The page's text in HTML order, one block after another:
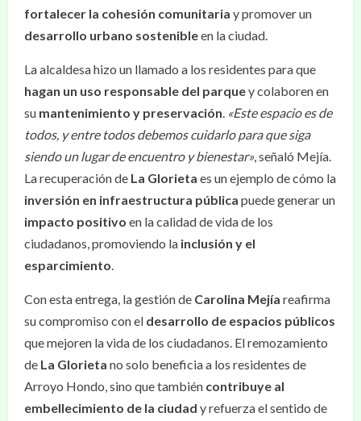
fortalecer la cohesión comunitaria y promover un
desarrollo urbano sostenibleen la ciudad.
La alcaldesa hizo un llamado a los residentes para que
hagan un uso responsable del parquey colaboren en
su mantenimiento y preservación. «Este espacio es de
todos, y entre todos debemos cuidarlo para que siga
siendo un lugar de encuentro y bienestar», señaló Mejía.
La recuperación de La Glorieta es un ejemplo de cómo la
inversión en infraestructura pública puede generar un
impacto positivo en la calidad de vida de los
ciudadanos, promoviendo la inclusión y el
esparcimiento.
Con esta entrega, la gestión de Carolina Mejía reafirma
su compromiso con el desarrollo de espacios públicos
que mejoren la vida de los ciudadanos. El remozamiento
de La Glorieta no solo beneficia a los residentes de
Arroyo Hondo, sino que también contribuye al
embellecimiento de la ciudad y refuerza el sentido de